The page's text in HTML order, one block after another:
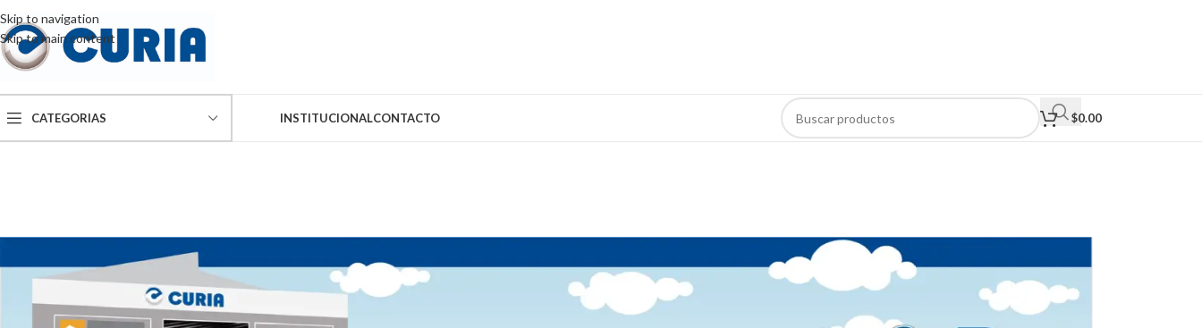
Skip to navigation
Skip to main content
CATEGORIAS
CHAPAS LISAS
CHAPAS CONFORMADAS
INSTITUCIONALCONTACTO $0.00